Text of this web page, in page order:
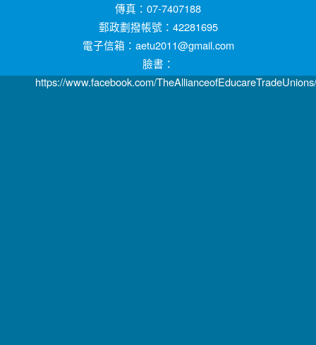
傳真：07-7407188
郵政劃撥帳號：42281695
電子信箱：aetu2011@gmail.com
臉書：
https://www.facebook.com/TheAllianceofEducareTradeUnions/